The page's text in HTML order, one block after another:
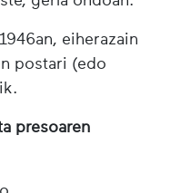
eiherazain
postari (edo
presoaren